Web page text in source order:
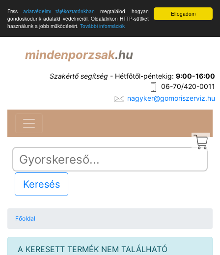
Elfogadom
Friss adatvédelmi tájékoztatónkban megtalálod, hogyan
gondoskodunk adataid védelméről. Oldalainkon HTTP-sütiket
használunk a jobb működésért. További információk
mindenporzsak.hu
Szakértő segítség - Hétfőtől-péntekig: 9:00-16:00
06-70/420-0011
nagyker@gomoriszerviz.hu
Keresés
Főoldal
A KERESETT TERMÉK NEM TALÁLHATÓ